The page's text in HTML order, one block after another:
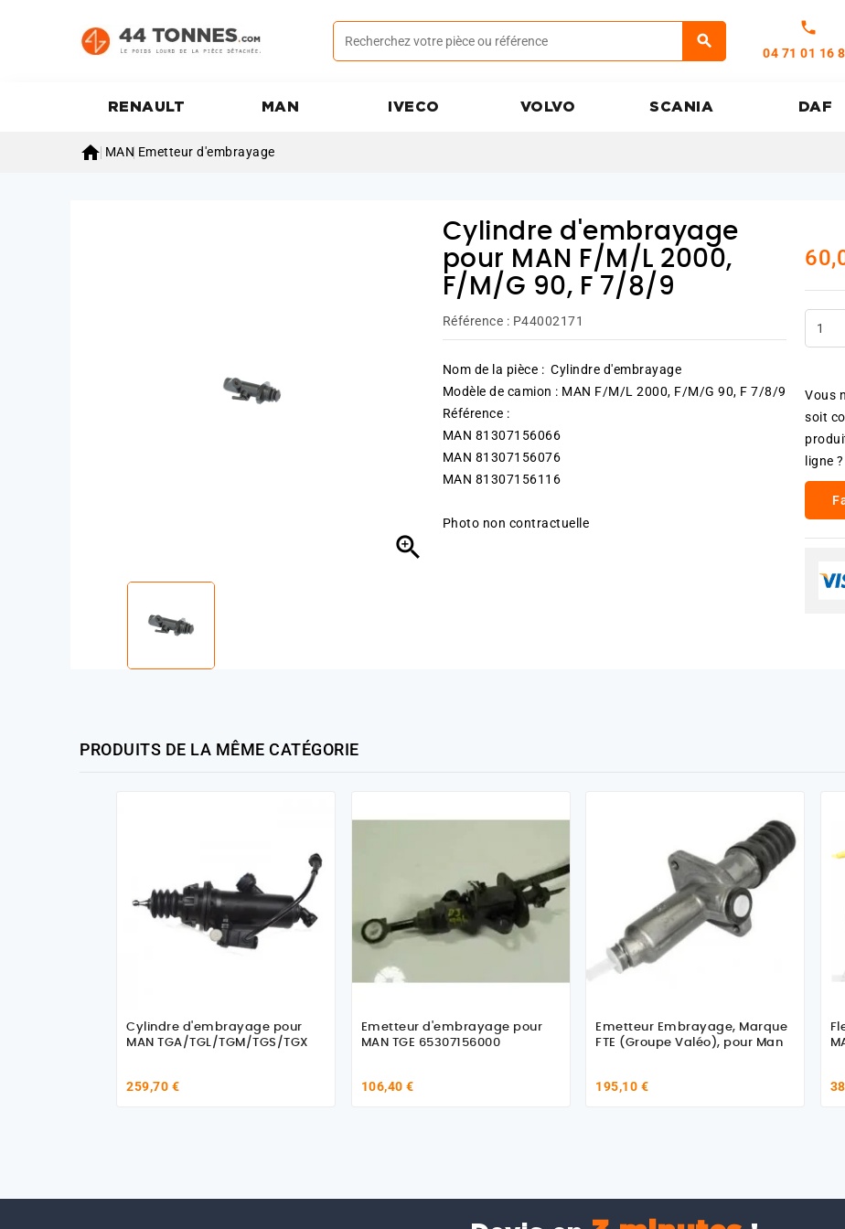
call
04 71 01 16
RENAULT MAN IVECO VOLVO SCANIA DAF
 MAN Emetteur d'embrayage

Cylindre d'embrayage
pour MAN F/M/L 2000,
F/M/G 90, F 7/8/9
Référence : P44002171
Nom de la pièce : Cylindre d'embrayage
Modèle de camion : MAN F/M/L 2000, F/M/G 90, F 7/8/9
Référence :
MAN 81307156066
MAN 81307156076
MAN 81307156116
Photo non contractuelle
Vous
soit
ligne ?
PRODUITS DE LA MÊME CATÉGORIE
Cylindre d'embrayage pour
MAN TGA/TGL/TGM/TGS/TGX
259,70 €
Emetteur d'embrayage pour
MAN TGE 65307156000
106,40 €
Emetteur Embrayage, Marque
FTE (Groupe Valéo), pour Man
195,10 €